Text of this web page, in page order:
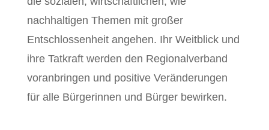
nachhaltigen Themen mit großer
Entschlossenheit angehen. Ihr Weitblick und
ihre Tatkraft werden den Regionalverband
voranbringen und positive Veränderungen
für alle Bürgerinnen und Bürger bewirken.